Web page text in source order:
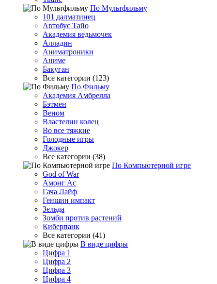
По Мультфильму
101 далматинец
Автобус Тайо
Академия ведьмочек
Алладин
Аниматроники
Аниме
Бакуган
Все категории (123)
По Фильму
Академия Амбрелла
Бэтмен
Веном
Властелин колец
Во все тяжкие
Голодные игры
Джокер
Все категории (38)
По Компьютерной игре
God of War
Амонг Ас
Гача Лайф
Геншин импакт
Зельда
Зомби против растений
Киберпанк
Все категории (41)
В виде цифры
Цифра 1
Цифра 2
Цифра 3
Цифра 4